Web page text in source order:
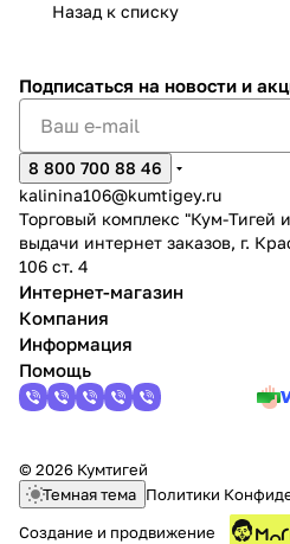
Назад к списку
Подписаться на новости и
8 800 700 88 46
kalinina106@kumtigey.ru
Торговый комплекс "Кум-Тигей
выдачи интернет заказов, г.
106 ст. 4
Интернет-магазин
Компания
Информация
Помощь
© 2026 Кумтигей
Темная тема Политики
Создание и продвижение